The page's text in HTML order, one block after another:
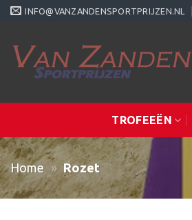
Ga
INFO@VANZANDENSPORTPRIJZEN.NL
TROFEEËN
Home » Rozet